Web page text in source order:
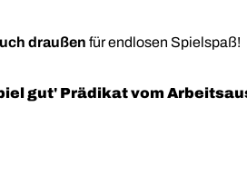
draußen für endlosen Spielspaß!
gut' Prädikat vom